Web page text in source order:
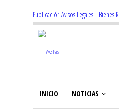
Publicación Avisos Legales | Bienes
INICIO NOTICIAS